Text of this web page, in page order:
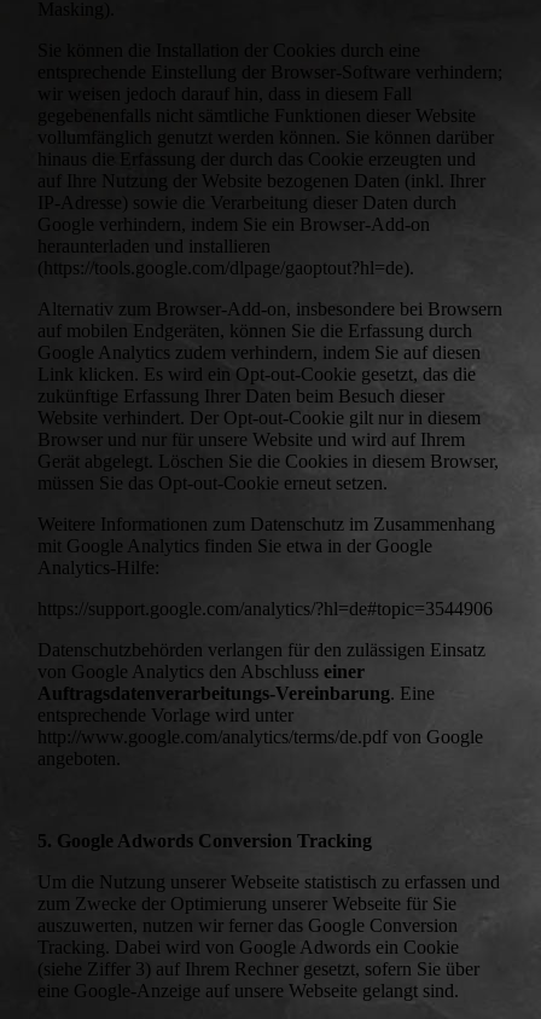
Sie können die Installation der Cookies durch eine
entsprechende Einstellung der Browser-Software verhindern;
wir weisen jedoch darauf hin, dass in diesem Fall
gegebenenfalls nicht sämtliche Funktionen dieser Website
vollumfänglich genutzt werden können. Sie können darüber
hinaus die Erfassung der durch das Cookie erzeugten und
auf Ihre Nutzung der Website bezogenen Daten (inkl. Ihrer
IP-Adresse) sowie die Verarbeitung dieser Daten durch
Google verhindern, indem Sie ein Browser-Add-on
heraunterladen und installieren
(https://tools.google.com/dlpage/gaoptout?hl=de).
Alternativ zum Browser-Add-on, insbesondere bei Browsern
auf mobilen Endgeräten, können Sie die Erfassung durch
Google Analytics zudem verhindern, indem Sie auf diesen
Link klicken. Es wird ein Opt-out-Cookie gesetzt, das die
zukünftige Erfassung Ihrer Daten beim Besuch dieser
Website verhindert. Der Opt-out-Cookie gilt nur in diesem
Browser und nur für unsere Website und wird auf Ihrem
Gerät abgelegt. Löschen Sie die Cookies in diesem Browser,
müssen Sie das Opt-out-Cookie erneut setzen.
Weitere Informationen zum Datenschutz im Zusammenhang
mit Google Analytics finden Sie etwa in der Google
Analytics-Hilfe:
https://support.google.com/analytics/?hl=de#topic=3544906
Datenschutzbehörden verlangen für den zulässigen Einsatz
von Google Analytics den Abschlusseiner
Auftragsdatenverarbeitungs-Vereinbarung. Eine
entsprechende Vorlage wird unter
http://www.google.com/analytics/terms/de.pdf von Google
angeboten.
5. Google Adwords Conversion Tracking
Um die Nutzung unserer Webseite statistisch zu erfassen und
zum Zwecke der Optimierung unserer Webseite für Sie
auszuwerten, nutzen wir ferner das Google Conversion
Tracking. Dabei wird von Google Adwords ein Cookie
(siehe Ziffer 3) auf Ihrem Rechner gesetzt, sofern Sie über
eine Google-Anzeige auf unsere Webseite gelangt sind.